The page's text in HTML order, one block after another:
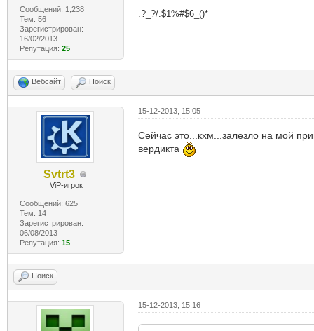
Сообщений: 1,238
Тем: 56
Зарегистрирован:
16/02/2013
Репутация: 25
.?_?/.$1%#$6_()*
Вебсайт Поиск
Svtrt3
ViP-игрок
Сообщений: 625
Тем: 14
Зарегистрирован:
06/08/2013
Репутация: 15
15-12-2013, 15:05
Сейчас это...кхм...залезло на мой
вердикта
Поиск
15-12-2013, 15:16